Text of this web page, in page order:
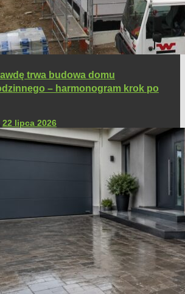
trwa budowa domu
– harmonogram krok po
22 lipca 2026